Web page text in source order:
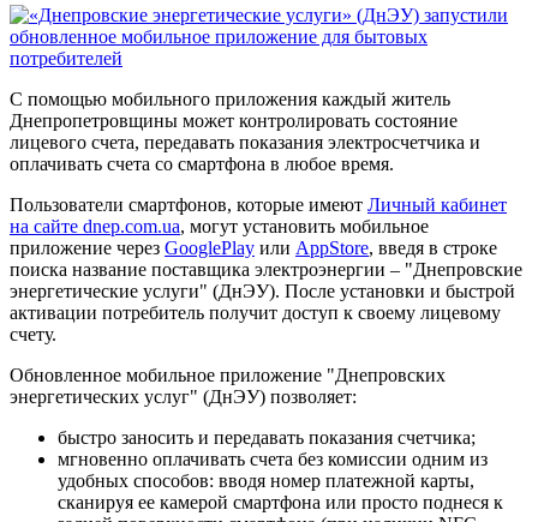
С помощью мобильного приложения каждый житель
Днепропетровщины может контролировать состояние
лицевого счета, передавать показания электросчетчика и
оплачивать счета со смартфона в любое время.
Пользователи смартфонов, которые имеют Личный кабинет
на сайте dnep.com.ua, могут установить мобильное
приложение через GooglePlay или AppStore, введя в строке
поиска название поставщика электроэнергии – "Днепровские
энергетические услуги" (ДнЭУ). После установки и быстрой
активации потребитель получит доступ к своему лицевому
счету.
Обновленное мобильное приложение "Днепровских
энергетических услуг" (ДнЭУ) позволяет:
быстро заносить и передавать показания счетчика;
мгновенно оплачивать счета без комиссии одним из
удобных способов: вводя номер платежной карты,
сканируя ее камерой смартфона или просто поднеся к